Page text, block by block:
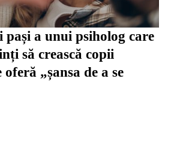
a unui psiholog care
să crească copii
„șansa de a se